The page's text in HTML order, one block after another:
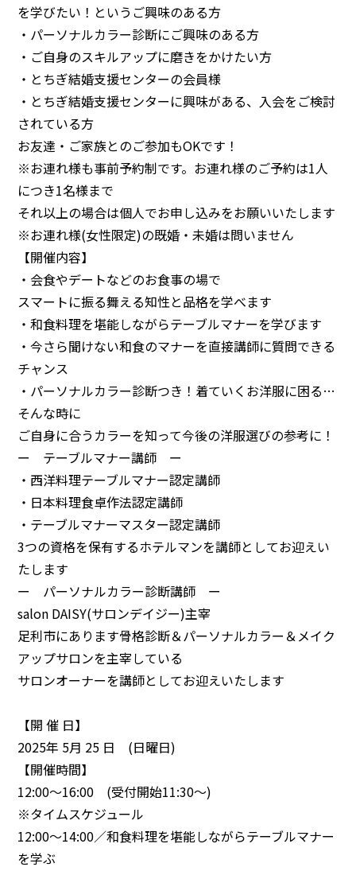
◯センターへのアクセス ◯お問い合わせ ◯プライバシーポリシー
を学びたい！というご興味のある方
・パーソナルカラー診断にご興味のある方
・ご自身のスキルアップに磨きをかけたい方
・とちぎ結婚支援センターの会員様
・とちぎ結婚支援センターに興味がある、入会をご検討
されている方
お友達・ご家族とのご参加もOKです！
※お連れ様も事前予約制です。お連れ様のご予約は1人
につき1名様まで
それ以上の場合は個人でお申し込みをお願いいたします
※お連れ様(女性限定)の既婚・未婚は問いません
【開催内容】
・会食やデートなどのお食事の場で
スマートに振る舞える知性と品格を学べます
・和食料理を堪能しながらテーブルマナーを学びます
・今さら聞けない和食のマナーを直接講師に質問できる
チャンス
・パーソナルカラー診断つき！着ていくお洋服に困る…
そんな時に
ご自身に合うカラーを知って今後の洋服選びの参考に！
ー テーブルマナー講師 ー
・西洋料理テーブルマナー認定講師
・日本料理食卓作法認定講師
・テーブルマナーマスター認定講師
3つの資格を保有するホテルマンを講師としてお迎えい
たします
ー パーソナルカラー診断講師 ー
salon DAISY(サロンデイジー)主宰
足利市にあります骨格診断＆パーソナルカラー＆メイク
アップサロンを主宰している
サロンオーナーを講師としてお迎えいたします
【開 催 日】
2025年 5月 25 日 (日曜日)
【開催時間】
12:00～16:00 (受付開始11:30～)
※タイムスケジュール
12:00～14:00／和食料理を堪能しながらテーブルマナー
を学ぶ